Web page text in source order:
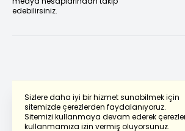
Sizlere daha iyi bir hizmet sunabilmek için
sitemizde çerezlerden faydalanıyoruz.
Sitemizi kullanmaya devam ederek
kullanmamıza izin vermiş oluyorsunuz.
edebilirsiniz.
Powered by Translate